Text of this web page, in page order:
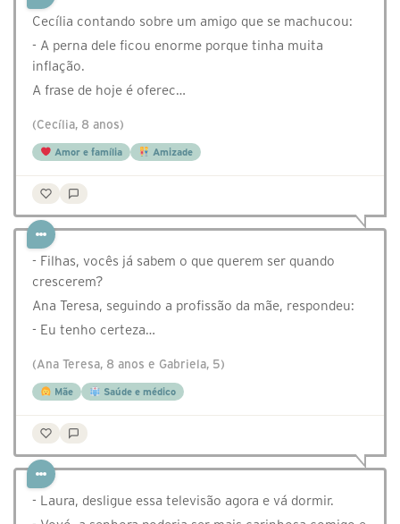
Cecília contando sobre um amigo que se machucou:
- A perna dele ficou enorme porque tinha muita
inflação.
A frase de hoje é oferec…
(Cecília, 8 anos)
Amor e família Amizade
- Filhas, vocês já sabem o que querem ser quando
crescerem?
Ana Teresa, seguindo a profissão da mãe, respondeu:
- Eu tenho certeza…
(Ana Teresa, 8 anos e Gabriela, 5)
Mãe Saúde e médico
- Laura, desligue essa televisão agora e vá dormir.